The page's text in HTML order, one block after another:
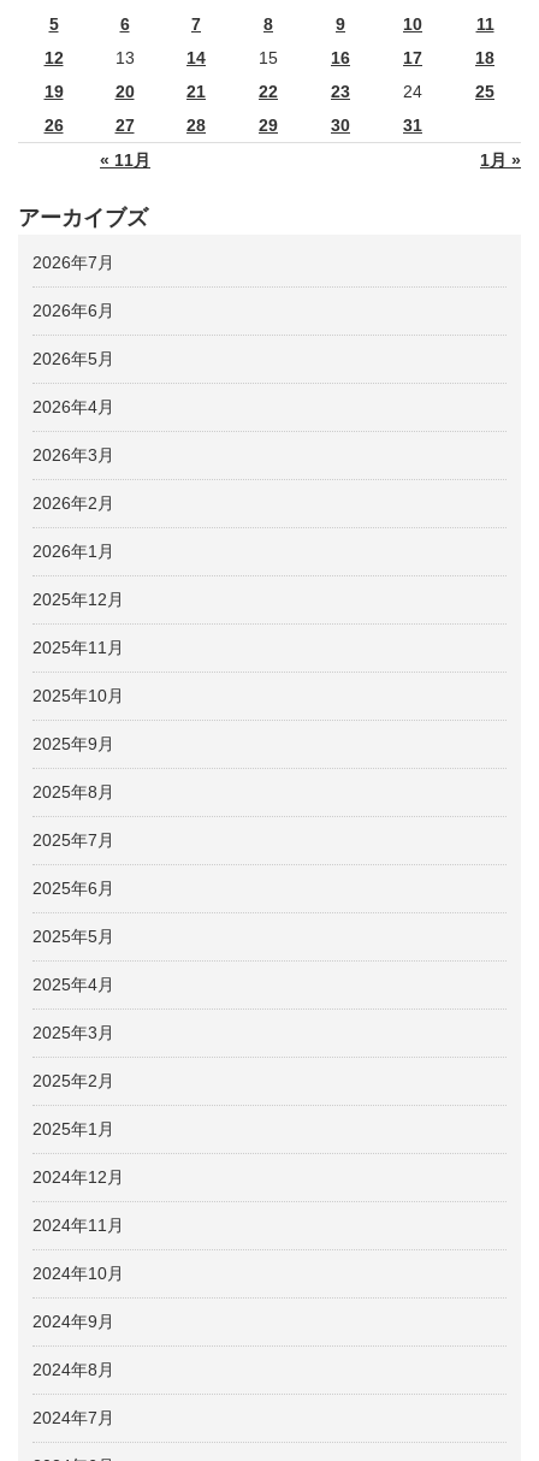
« 11月 1月 »
5
6 7 8 9 10
11
12
13 14 15 16 17
18
19
20 21 22 23 24
25
26
27 28 29 30 31
アーカイブズ
2026年7月
2026年6月
2026年5月
2026年4月
2026年3月
2026年2月
2026年1月
2025年12月
2025年11月
2025年10月
2025年9月
2025年8月
2025年7月
2025年6月
2025年5月
2025年4月
2025年3月
2025年2月
2025年1月
2024年12月
2024年11月
2024年10月
2024年9月
2024年8月
2024年7月